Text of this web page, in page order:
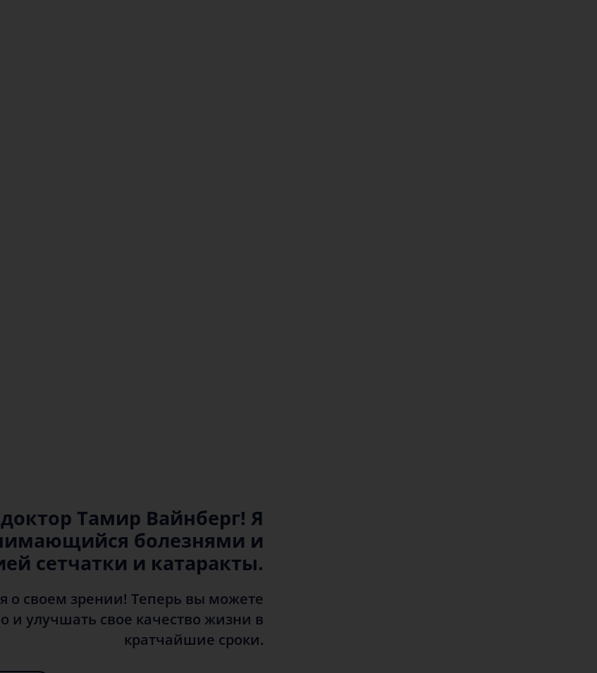
Тамир Вайнберг! Я
болезнями и
сетчатки и катаракты.
о своем зрении! Теперь вы можете
и улучшать свое качество жизни в
кратчайшие сроки.